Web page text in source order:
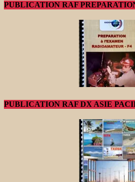
PUBLICATION RAF
PUBLICATION RAF DX ASIE